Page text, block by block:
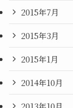
2015年7月
2015年3月
2015年1月
2014年10月